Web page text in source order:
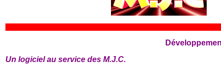
Un logiciel au service des M.J.C.